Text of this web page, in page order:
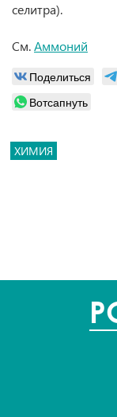
селитра).
См.Аммоний
Поделиться
Вотсапнуть
ХИМИЯ